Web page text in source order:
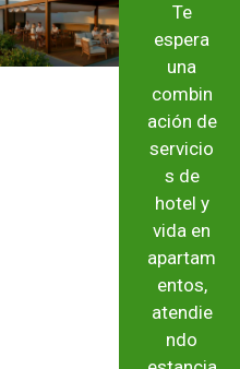
Te
espera
una
combin
ación de
servicio
s de
hotel y
vida en
apartam
entos,
atendie
ndo